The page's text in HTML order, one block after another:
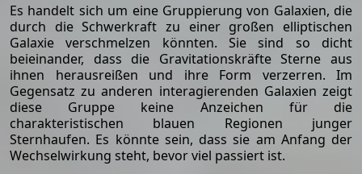
Es handelt sich um eine Gruppierung von Galaxien, die
durch die Schwerkraft zu einer großen elliptischen
Galaxie verschmelzen könnten. Sie sind so dicht
beieinander, dass die Gravitationskräfte Sterne aus
ihnen herausreißen und ihre Form verzerren. Im
Gegensatz zu anderen interagierenden Galaxien zeigt
diese Gruppe keine Anzeichen für die
charakteristischen blauen Regionen junger
Sternhaufen. Es könnte sein, dass sie am Anfang der
Wechselwirkung steht, bevor viel passiert ist.